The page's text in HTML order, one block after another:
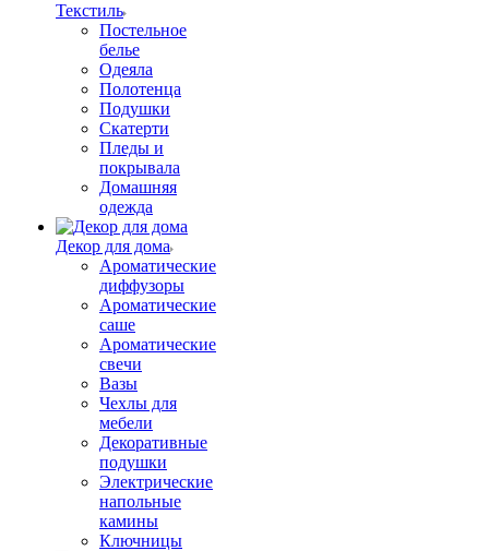
Текстиль
Постельное
белье
Одеяла
Полотенца
Подушки
Скатерти
Пледы и
покрывала
Домашняя
одежда
Декор для дома
Ароматические
диффузоры
Ароматические
саше
Ароматические
свечи
Вазы
Чехлы для
мебели
Декоративные
подушки
Электрические
напольные
камины
Ключницы